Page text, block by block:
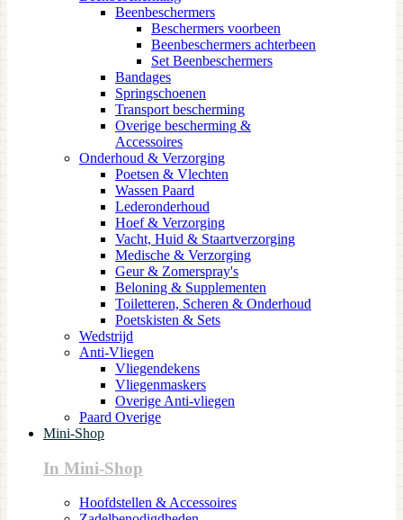
Beenbeschermers
Beschermers voorbeen
Beenbeschermers achterbeen
Set Beenbeschermers
Bandages
Springschoenen
Transport bescherming
Overige bescherming &
Accessoires
Onderhoud & Verzorging
Poetsen & Vlechten
Wassen Paard
Lederonderhoud
Hoef & Verzorging
Vacht, Huid & Staartverzorging
Medische & Verzorging
Geur & Zomerspray's
Beloning & Supplementen
Toiletteren, Scheren & Onderhoud
Poetskisten & Sets
Wedstrijd
Anti-Vliegen
Vliegendekens
Vliegenmaskers
Overige Anti-vliegen
Paard Overige
Mini-Shop
In Mini-Shop
Hoofdstellen & Accessoires